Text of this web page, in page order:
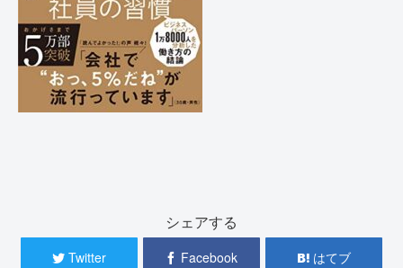
シェアする
Twitter Facebook はてブ